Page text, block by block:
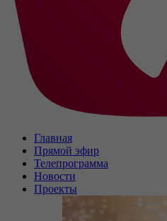
Главная
Прямой эфир
Телепрограмма
Новости
Проекты